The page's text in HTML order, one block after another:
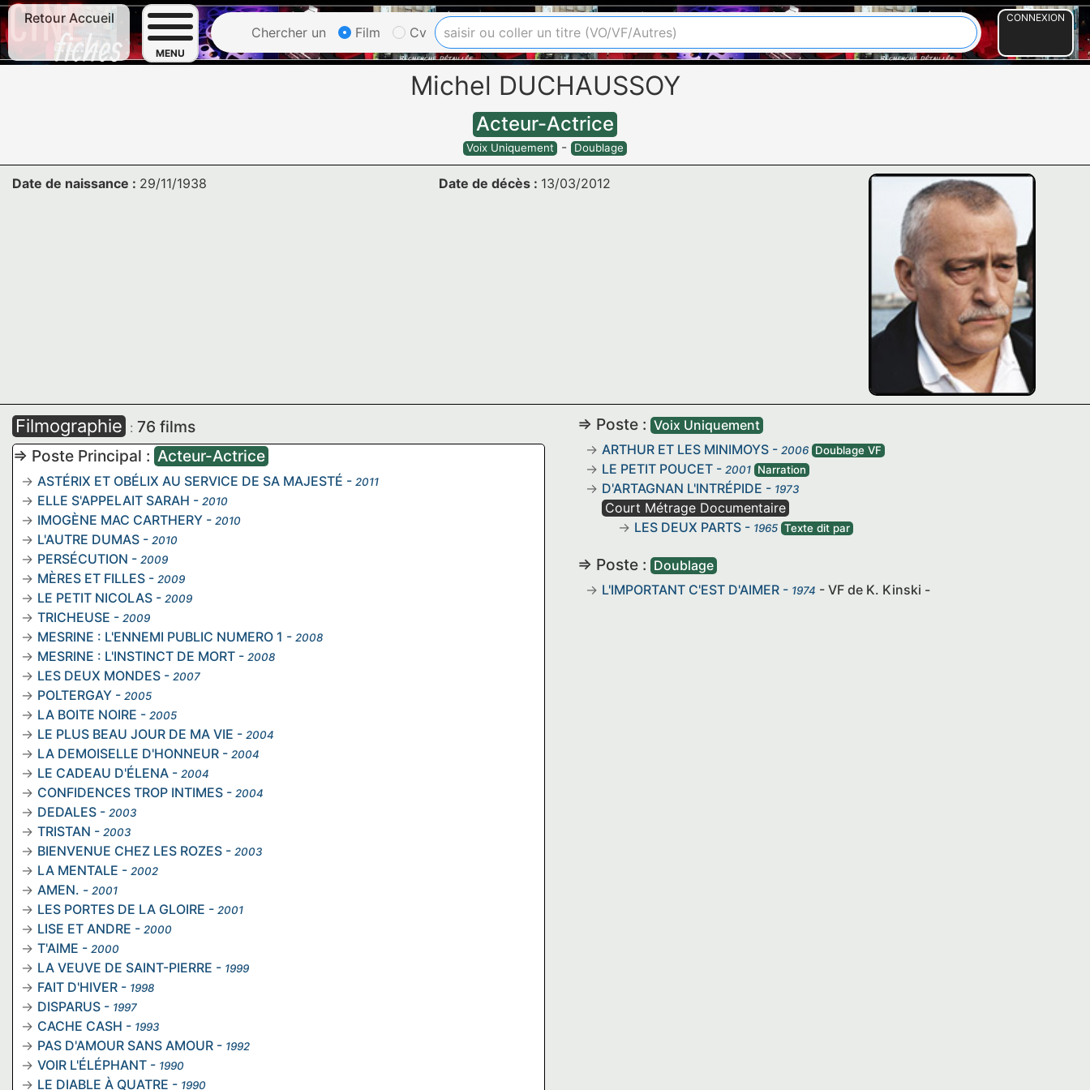
Retour Accueil
MENU
Chercher un Film Cv
CONNEXION
Michel DUCHAUSSOY
Acteur-Actrice
Voix Uniquement - Doublage
Date de naissance : 29/11/1938 Date de décès : 13/03/2012
Filmographie : 76 films
=> Poste Principal : Acteur-Actrice
ASTÉRIX ET OBÉLIX AU SERVICE DE SA MAJESTÉ - 2011
ELLE S'APPELAIT SARAH - 2010
IMOGÈNE MAC CARTHERY - 2010
L'AUTRE DUMAS - 2010
PERSÉCUTION - 2009
MÈRES ET FILLES - 2009
LE PETIT NICOLAS - 2009
TRICHEUSE - 2009
MESRINE : L'ENNEMI PUBLIC NUMERO 1 - 2008
MESRINE : L'INSTINCT DE MORT - 2008
LES DEUX MONDES - 2007
POLTERGAY - 2005
LA BOITE NOIRE - 2005
LE PLUS BEAU JOUR DE MA VIE - 2004
LA DEMOISELLE D'HONNEUR - 2004
LE CADEAU D'ÉLENA - 2004
CONFIDENCES TROP INTIMES - 2004
DEDALES - 2003
TRISTAN - 2003
BIENVENUE CHEZ LES ROZES - 2003
LA MENTALE - 2002
AMEN. - 2001
LES PORTES DE LA GLOIRE - 2001
LISE ET ANDRE - 2000
T'AIME - 2000
LA VEUVE DE SAINT-PIERRE - 1999
FAIT D'HIVER - 1998
DISPARUS - 1997
CACHE CASH - 1993
PAS D'AMOUR SANS AMOUR - 1992
VOIR L'ÉLÉPHANT - 1990
LE DIABLE À QUATRE - 1990
=> Poste : Voix Uniquement
ARTHUR ET LES MINIMOYS - 2006 Doublage VF
LE PETIT POUCET - 2001 Narration
D'ARTAGNAN L'INTRÉPIDE - 1973
Court Métrage Documentaire
LES DEUX PARTS - 1965 Texte dit par
=> Poste : Doublage
L'IMPORTANT C'EST D'AIMER - 1974 - VF de K. Kinski -